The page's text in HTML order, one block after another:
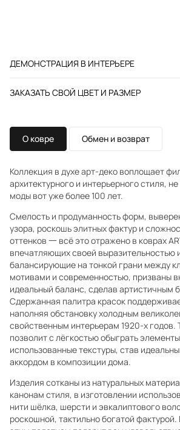
ДЕМОНСТРАЦИЯ В ИНТЕРЬЕРЕ
ЗАКАЗАТЬ СВОЙ ЦВЕТ И РАЗМЕР
О ковре Обмен и возврат
Коллекция в духе арт-деко воплощает
архитектурного и интерьерного стиля,
моды вот уже более 100 лет.
Смелость и продуманность форм,
узора, роскошь элитных фактур и
оттенков 一 всё это отражено в коврах
впечатляющих своей выразительностью
балансирующие на тонкой грани между
мотивами и современностью, призваны
идеальный баланс, сделав артистичным
Сдержанная палитра красок
наполняя обстановку холодным
свойственным интерьерам 1920-х годов.
позволит с лёгкостью обыграть
использованные текстуры, став
аккордом в композиции дома.
Изделия сотканы из натуральных
канонам стиля, в изготовлении
нити шёлка, шерсти и эвкалиптового
роскошной, тактильно богатой